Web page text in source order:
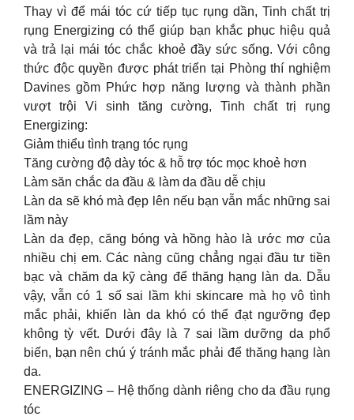
Thay vì để mái tóc cứ tiếp tục rụng dần, Tinh chất trị
rụng Energizing có thể giúp bạn khắc phục hiệu quả
và trả lại mái tóc chắc khoẻ đầy sức sống. Với công
thức độc quyền được phát triển tại Phòng thí nghiệm
Davines gồm Phức hợp năng lượng và thành phần
vượt trội Vi sinh tăng cường, Tinh chất trị rụng
Energizing:
Giảm thiểu tình trạng tóc rụng
Tăng cường độ dày tóc & hỗ trợ tóc mọc khoẻ hơn
Làm săn chắc da đầu & làm da đầu dễ chịu
Làn da sẽ khó mà đẹp lên nếu bạn vẫn mắc những sai
lầm này
Làn da đẹp, căng bóng và hồng hào là ước mơ của
nhiều chị em. Các nàng cũng chẳng ngại đầu tư tiền
bạc và chăm da kỹ càng để thăng hạng làn da. Dẫu
vậy, vẫn có 1 số sai lầm khi skincare mà họ vô tình
mắc phải, khiến làn da khó có thể đạt ngưỡng đẹp
không tỳ vết. Dưới đây là 7 sai lầm dưỡng da phổ
biến, bạn nên chú ý tránh mắc phải để thăng hạng làn
da.
ENERGIZING – Hệ thống dành riêng cho da đầu rụng
tóc